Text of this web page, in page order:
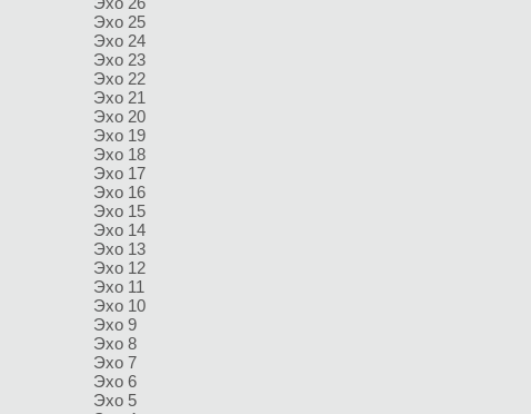
Эхо 25
Эхо 24
Эхо 23
Эхо 22
Эхо 21
Эхо 20
Эхо 19
Эхо 18
Эхо 17
Эхо 16
Эхо 15
Эхо 14
Эхо 13
Эхо 12
Эхо 11
Эхо 10
Эхо 9
Эхо 8
Эхо 7
Эхо 6
Эхо 5